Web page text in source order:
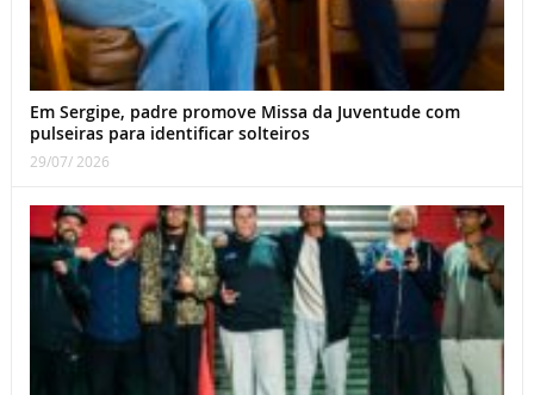
Em Sergipe, padre promove Missa da Juventude com
pulseiras para identificar solteiros
29/07/ 2026